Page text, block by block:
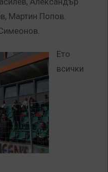
Мартин Попов.
Ето
всички